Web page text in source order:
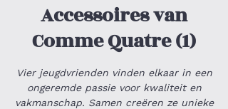
Accessoires van
Comme Quatre (1)
Vier jeugdvrienden vinden elkaar in een
ongeremde passie voor kwaliteit en
vakmanschap. Samen creëren ze unieke